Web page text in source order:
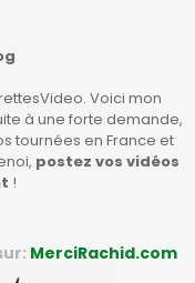
Voici mon
à une forte demande,
tournées en France et
postez vos vidéos
!
MerciRachid.com